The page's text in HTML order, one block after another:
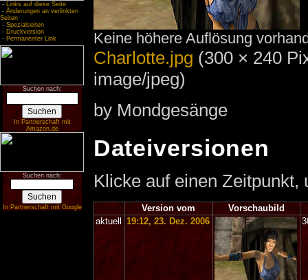
- Links auf diese Seite
- Änderungen an verlinkten
Seiten
- Spezialseiten
- Druckversion
- Permanenter Link
Suchen nach:
In Partnerschaft mit
Amazon.de
Suchen nach:
In Partnerschaft mit Google
Keine höhere Auflösung
Charlotte.jpg (300 × 240
image/jpeg)
by Mondgesänge
Dateiversionen
Klicke auf einen
Version vom
Vorschaubild
aktuell
19:12, 23. Dez. 2006